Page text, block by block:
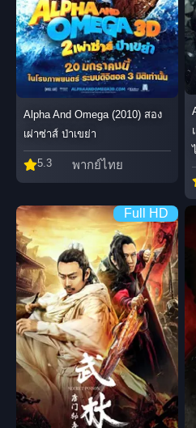
Alpha And Omega (2010) สอง
เผ่าซ่าส์ ป่าเขย่า
5.3 พากย์ไทย
Full HD